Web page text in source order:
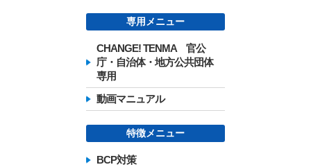
専用メニュー
CHANGE! TENMA 官公
庁・自治体・地方公共団体
専用
動画マニュアル
特徴メニュー
BCP対策